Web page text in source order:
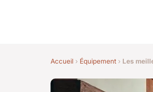
Accueil › Équipement › Les